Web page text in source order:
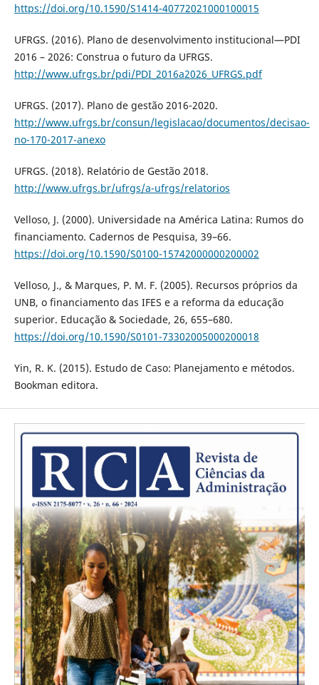
https://doi.org/10.1590/S1414-40772021000100015
UFRGS. (2016). Plano de desenvolvimento institucional—PDI
2016 – 2026: Construa o futuro da UFRGS.
http://www.ufrgs.br/pdi/PDI_2016a2026_UFRGS.pdf
UFRGS. (2017). Plano de gestão 2016-2020.
http://www.ufrgs.br/consun/legislacao/documentos/decisao-
no-170-2017-anexo
UFRGS. (2018). Relatório de Gestão 2018.
http://www.ufrgs.br/ufrgs/a-ufrgs/relatorios
Velloso, J. (2000). Universidade na América Latina: Rumos do
financiamento. Cadernos de Pesquisa, 39–66.
https://doi.org/10.1590/S0100-15742000000200002
Velloso, J., & Marques, P. M. F. (2005). Recursos próprios da
UNB, o financiamento das IFES e a reforma da educação
superior. Educação & Sociedade, 26, 655–680.
https://doi.org/10.1590/S0101-73302005000200018
Yin, R. K. (2015). Estudo de Caso: Planejamento e métodos.
Bookman editora.